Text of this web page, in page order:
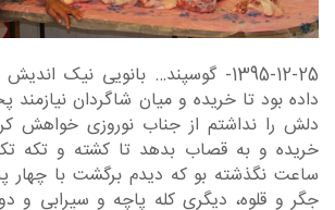
1395-12-25- گوسپند… بانویی نیک
داده بود تا خریده و میان شاگردان
دلش را نداشتم از جناب نوروزی خواهش
خریده و به قصاب بدهد تا کشته و تکه
ساعت نگذشته بو که دیدم برگشت با چهار
جگر و قلوه، دیگری کله پاچه و سیرابی